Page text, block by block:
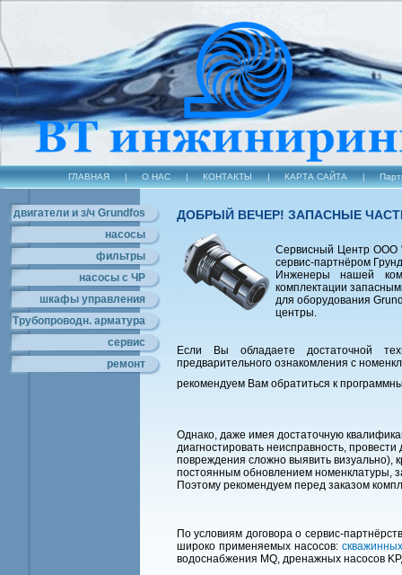
ГЛАВНАЯ | О НАС | КОНТАКТЫ | КАРТА САЙТА |
двигатели и з/ч Grundfos
насосы
фильтры
насосы с ЧР
шкафы управления
Трубопроводн. арматура
сервис
ремонт
ДОБРЫЙ ВЕЧЕР! ЗАПАСНЫЕ ЧАСТИ
Сервисный Центр ООО
сервис-партнёром
Инженеры нашей
комплектации
для оборудования
центры.
Если Вы обладаете достаточной
предварительного ознакомления с
рекомендуем Вам обратиться к
Однако, даже имея достаточную
диагностировать неисправность,
повреждения сложно выявить визуально),
постоянным обновлением номенклатуры,
Поэтому рекомендуем перед заказом
По условиям договора о сервис-
широко применяемых насосов:
водоснабжения MQ, дренажных насосов KP,